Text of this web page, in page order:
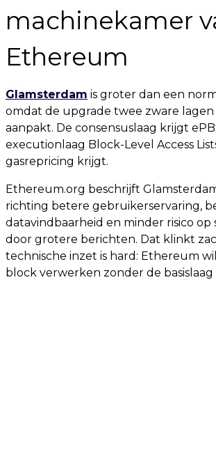
machinekamer
Ethereum
Glamsterdam is groter dan een
omdat de upgrade twee zware
aanpakt. De consensuslaag krijgt
executionlaag Block-Level Access
gasrepricing krijgt.
Ethereum.org beschrijft
richting betere gebruikerservaring,
datavindbaarheid en minder risico
door grotere berichten. Dat klinkt
technische inzet is hard: Ethereum
block verwerken zonder de